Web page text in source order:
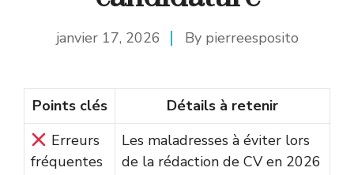
janvier 17, 2026 By pierreesposito
Points clés
Détails à retenir
Erreurs
fréquentes
Les maladresses à éviter lors
de la rédaction de CV en 2026